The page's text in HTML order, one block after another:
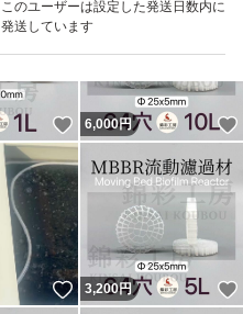
このユーザーは設定した発送日数内に
発送しています
いいね！
6,000円
いいね！
3,200円